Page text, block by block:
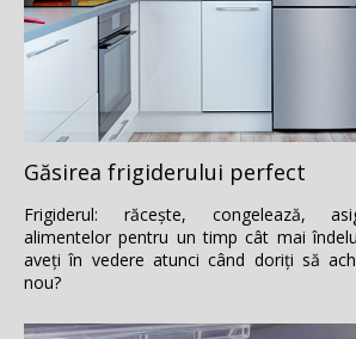
Găsirea frigiderului perfect
Frigiderul: răceşte, congelează,
alimentelor pentru un timp cât mai
aveţi în vedere atunci când doriţi să
nou?